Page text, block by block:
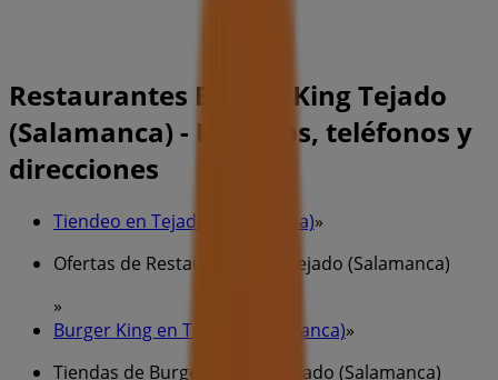
Restaurantes Burger King Tejado
(Salamanca) - Horarios, teléfonos y
direcciones
Tiendeo en Tejado (Salamanca)»
Ofertas de Restauración en Tejado (Salamanca)
»
Burger King en Tejado (Salamanca)»
Tiendas de Burger King en Tejado (Salamanca)